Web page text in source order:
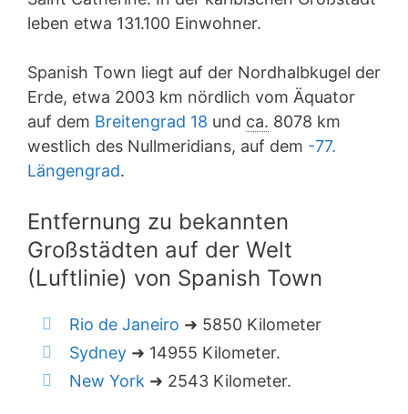
leben etwa 131.100 Einwohner.
Spanish Town liegt auf der Nordhalbkugel der
Erde, etwa 2003 km nördlich vom Äquator
auf dem Breitengrad 18 und ca. 8078 km
westlich des Nullmeridians, auf dem -77.
Längengrad.
Entfernung zu bekannten
Großstädten auf der Welt
(Luftlinie) von Spanish Town
Rio de Janeiro ➜ 5850 Kilometer
Sydney ➜ 14955 Kilometer.
New York ➜ 2543 Kilometer.